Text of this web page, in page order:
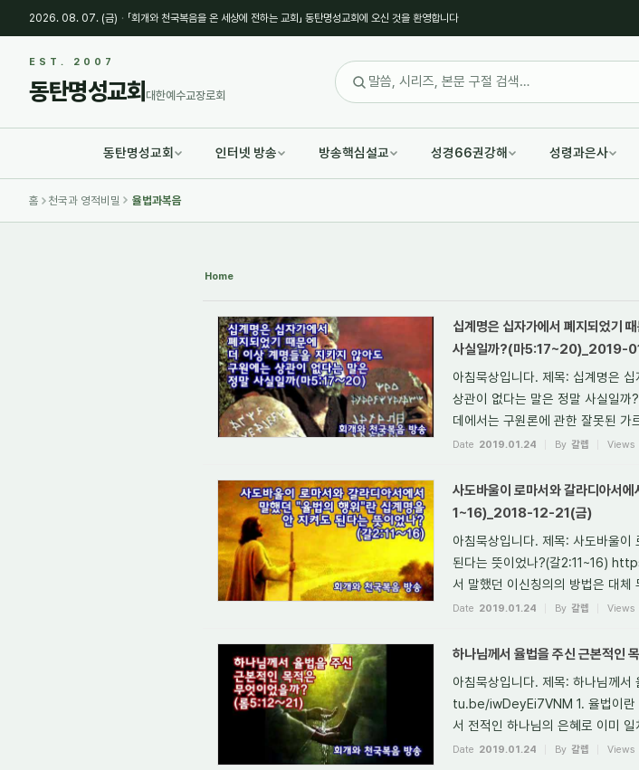
2026. 08. 07. (금) · 「회개와 천국복음을 온 세상에 전하는 교회」 동탄명성교회에 오신 것을 환영합니다
EST. 2007
동탄명성교회 대한예수교장로회
동탄명성교회 인터넷 방송 방송핵심설교 성경66권강해 성령과은사
홈 천국과 영적비밀 율법과복음
Home
십계명은 십자가에서 폐지되었기
사실일까?(마5:17~20)_2019-
아침묵상입니다. 제목: 십계명은
상관이 없다는 말은 정말 사실일
데에서는 구원론에 관한 잘못된 가
Date 2019.01.24 By 갈렙 Views
사도바울이 로마서와 갈라디아서
1~16)_2018-12-21(금)
아침묵상입니다. 제목: 사도바울
된다는 뜻이었나?(갈2:11~16)
서 말했던 이신칭의의 방법은 대체
Date 2019.01.24 By 갈렙 Views
하나님께서 율법을 주신 근본적
아침묵상입니다. 제목: 하나님께
tu.be/iwDeyEi7VNM 1. 율법이란
서 전적인 하나님의 은혜로 이미
Date 2019.01.24 By 갈렙 Views
Sketchbook5, 스케치북5
Sketchbook5, 스케치북5
Sketchbook5, 스케치북5
Sketchbook5, 스케치북5